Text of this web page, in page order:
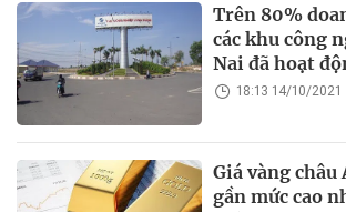
Trên 80%
các khu công
Nai đã hoạt
18:13 14/10/2021
Giá vàng châu
gần mức cao